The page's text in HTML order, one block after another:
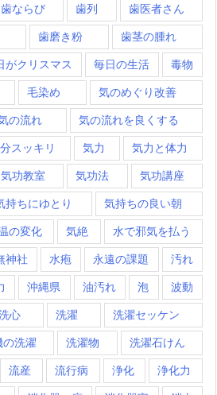
歯ならび 歯列 歯医者さん
歯磨き粉 歯茎の腫れ
がクリスマス 毎日の生活 毒物
毛染め 気のめぐり改善
の流れ 気の流れを良くする
スッキリ 気力 気力と体力
気功教室 気功法 気功講座
持ちにゆとり 気持ちの良い朝
の変化 気絶 水で邪気を払う
神社 水疱 永遠の課題 汚れ
沖縄県 油汚れ 泡 波動
心 洗濯 洗濯セッケン
の洗濯 洗濯物 洗濯石けん
流産 流行病 浄化 浄化力